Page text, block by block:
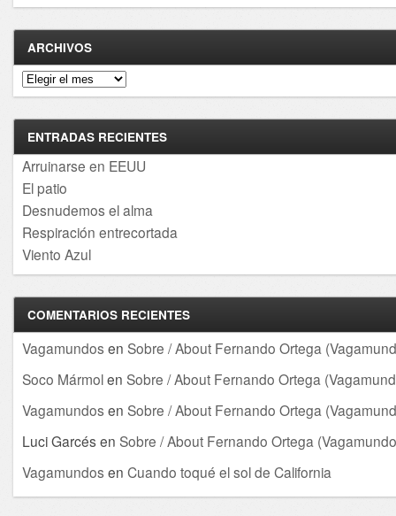
ARCHIVOS
Archivos
ENTRADAS RECIENTES
Arruinarse en EEUU
El patio
Desnudemos el alma
Respiración entrecortada
Viento Azul
COMENTARIOS RECIENTES
Vagamundos en Sobre / About Fernando Ortega
Soco Mármolen Sobre / About Fernando Ortega
Vagamundos en Sobre / About Fernando Ortega
Luci Garcés en Sobre / About Fernando Ortega
Vagamundos en Cuando toqué el sol de California